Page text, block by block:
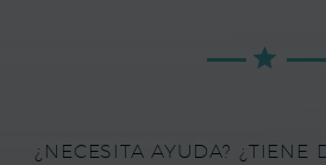
¿NECESITA AYUDA?